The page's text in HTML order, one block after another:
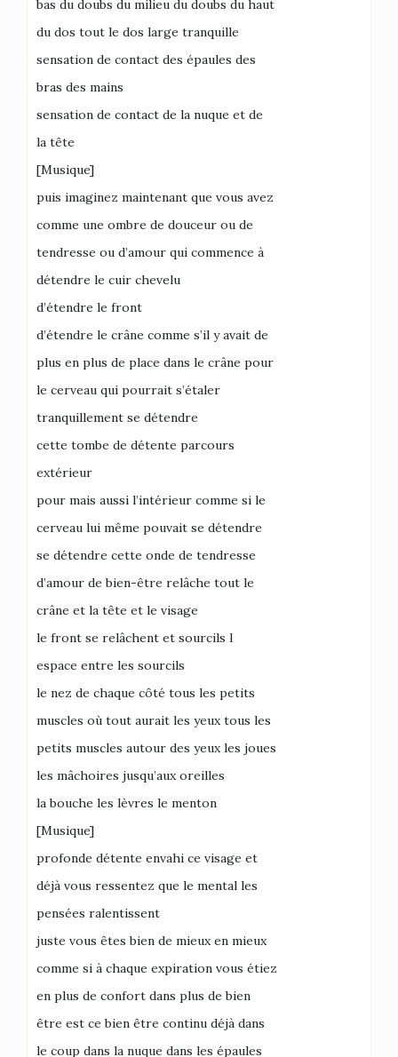
bas du doubs du milieu du doubs du haut
du dos tout le dos large tranquille
sensation de contact des épaules des
bras des mains
sensation de contact de la nuque et de
la tête
[Musique]
puis imaginez maintenant que vous avez
comme une ombre de douceur ou de
tendresse ou d’amour qui commence à
détendre le cuir chevelu
d’étendre le front
d’étendre le crâne comme s’il y avait de
plus en plus de place dans le crâne pour
le cerveau qui pourrait s’étaler
tranquillement se détendre
cette tombe de détente parcours
extérieur
pour mais aussi l’intérieur comme si le
cerveau lui même pouvait se détendre
se détendre cette onde de tendresse
d’amour de bien-être relâche tout le
crâne et la tête et le visage
le front se relâchent et sourcils l
espace entre les sourcils
le nez de chaque côté tous les petits
muscles où tout aurait les yeux tous les
petits muscles autour des yeux les joues
les mâchoires jusqu’aux oreilles
la bouche les lèvres le menton
[Musique]
profonde détente envahi ce visage et
déjà vous ressentez que le mental les
pensées ralentissent
juste vous êtes bien de mieux en mieux
comme si à chaque expiration vous étiez
en plus de confort dans plus de bien
être est ce bien être continu déjà dans
le coup dans la nuque dans les épaules